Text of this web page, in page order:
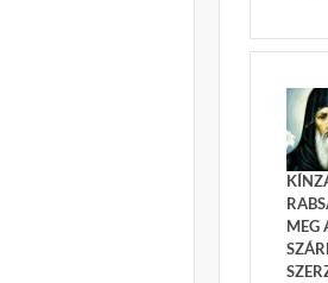
MEG